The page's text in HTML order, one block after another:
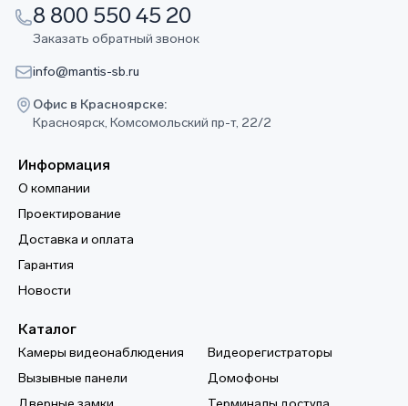
8 800 550 45 20
Заказать обратный звонок
info@mantis-sb.ru
Офис в Красноярске:
Красноярск, Комсомольский пр-т, 22/2
Информация
О компании
Проектирование
Доставка и оплата
Гарантия
Новости
Каталог
Камеры видеонаблюдения
Видеорегистраторы
Вызывные панели
Домофоны